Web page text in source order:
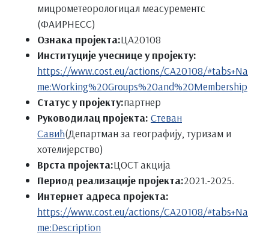
мицрометеорологицал меасурементс
(ФАИРНЕСС)
Ознака пројекта:ЦА20108
Институције учеснице у пројекту:
https://www.cost.eu/actions/CA20108/#tabs+Na
me:Working%20Groups%20and%20Membership
Статус у пројекту:партнер
Руководилац пројекта: Стеван
Савић(Департман за географију, туризам и
хотелијерство)
Врста пројекта:ЦОСТ акција
Период реализације пројекта:2021.-2025.
Интернет адреса пројекта:
https://www.cost.eu/actions/CA20108/#tabs+Na
me:Description